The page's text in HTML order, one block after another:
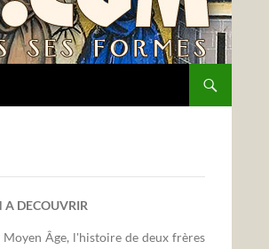
DECOUVRIR
Âge, l'histoire de deux frères